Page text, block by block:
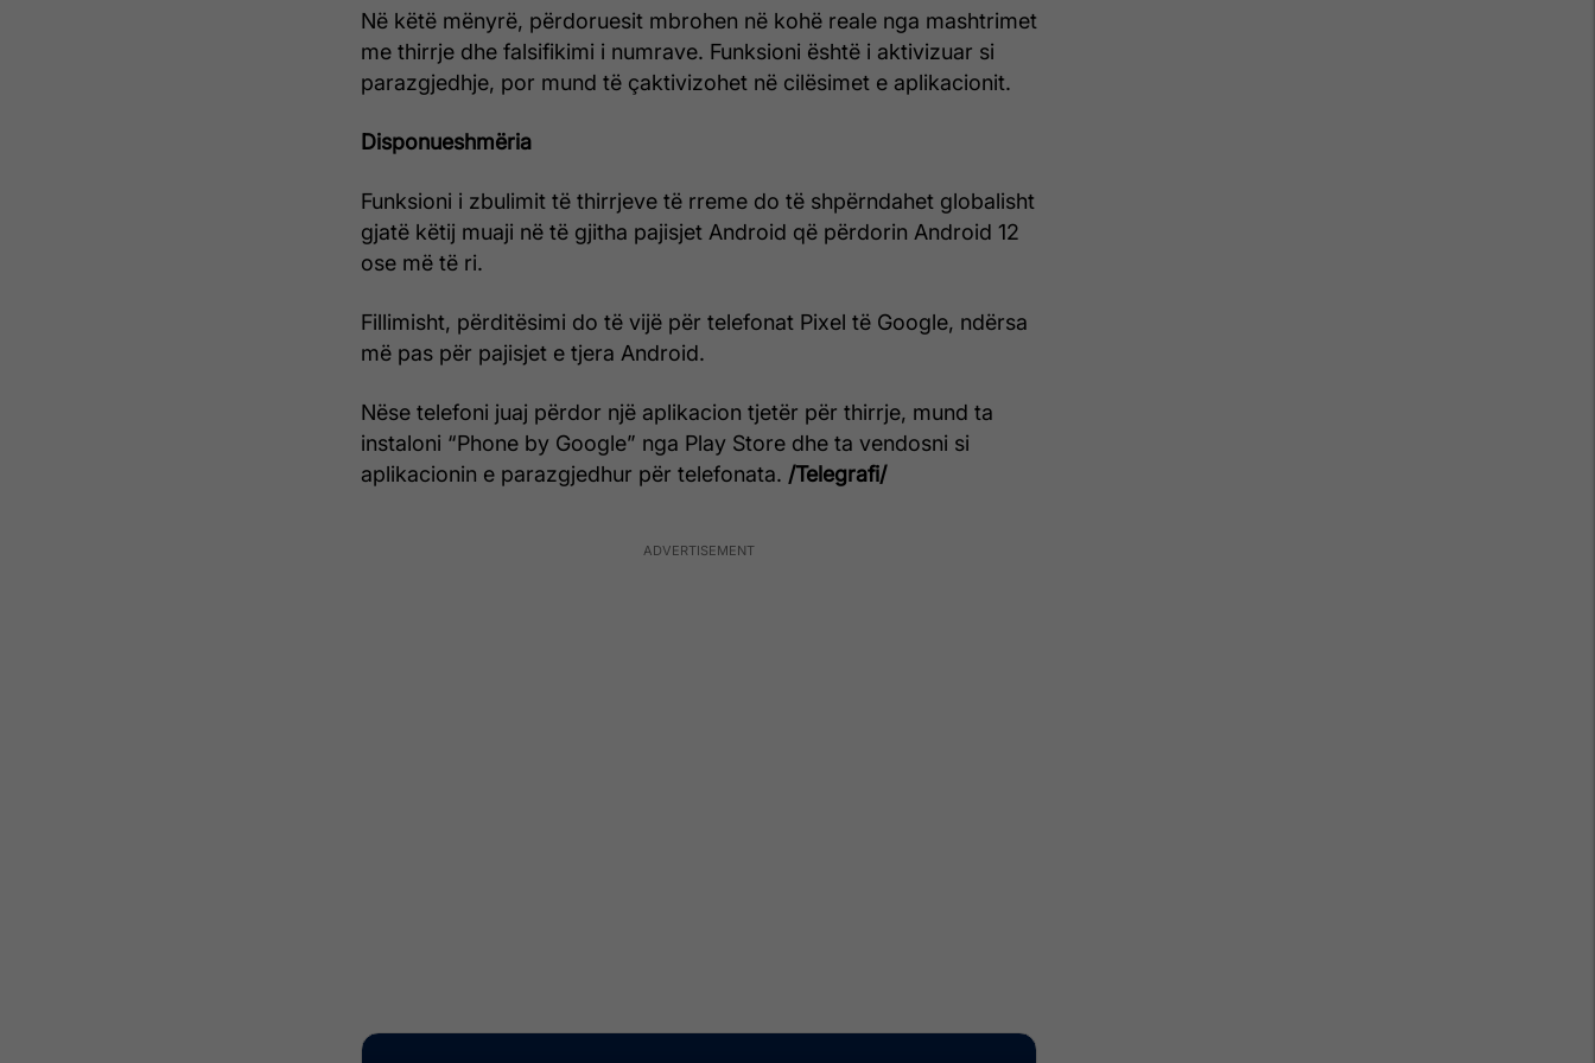
Në këtë mënyrë, përdoruesit mbrohen në kohë reale nga mashtrimet
me thirrje dhe falsifikimi i numrave. Funksioni është i aktivizuar si
parazgjedhje, por mund të çaktivizohet në cilësimet e aplikacionit.
Disponueshmëria
Funksioni i zbulimit të thirrjeve të rreme do të shpërndahet globalisht
gjatë këtij muaji në të gjitha pajisjet Android që përdorin Android 12
ose më të ri.
Fillimisht, përditësimi do të vijë për telefonat Pixel të Google, ndërsa
më pas për pajisjet e tjera Android.
Nëse telefoni juaj përdor një aplikacion tjetër për thirrje, mund ta
instaloni “Phone by Google” nga Play Store dhe ta vendosni si
aplikacionin e parazgjedhur për telefonata. /Telegrafi/